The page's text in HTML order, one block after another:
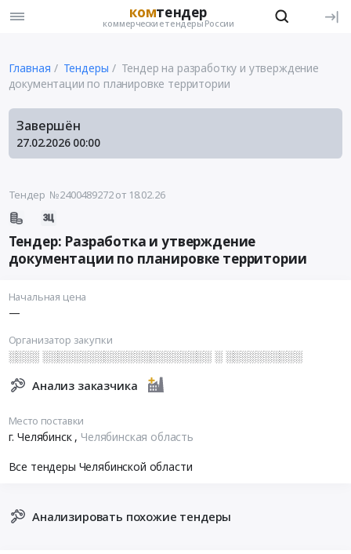
комтендер
коммерческие тендеры России
Главная Тендеры
Тендер на разработку и утверждение
документации по планировке территории
Завершён
27.02.2026 00:00
Тендер №2400489272от 18.02.26
Тендер: Разработка и утверждение
документации по планировке территории
Начальная цена
—
Организатор закупки
░░░░ ░░░░░░░░░░░░░░░░░░░░░░ ░ ░░░░░░░░░░
Анализ заказчика
Место поставки
г. Челябинск , Челябинская область
Все тендеры Челябинской области
Анализировать похожие тендеры